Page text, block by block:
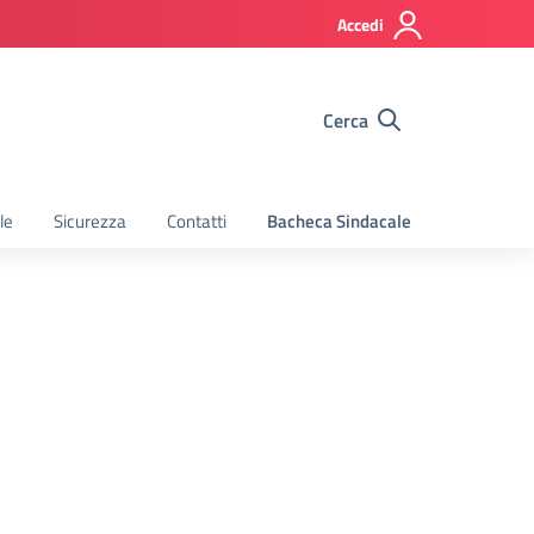
Accedi
Cerca
Sicurezza Contatti Bacheca Sindacale